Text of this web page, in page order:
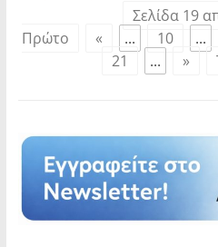
Σελίδα 19
Πρώτο
« ... 10 ...
21
... »